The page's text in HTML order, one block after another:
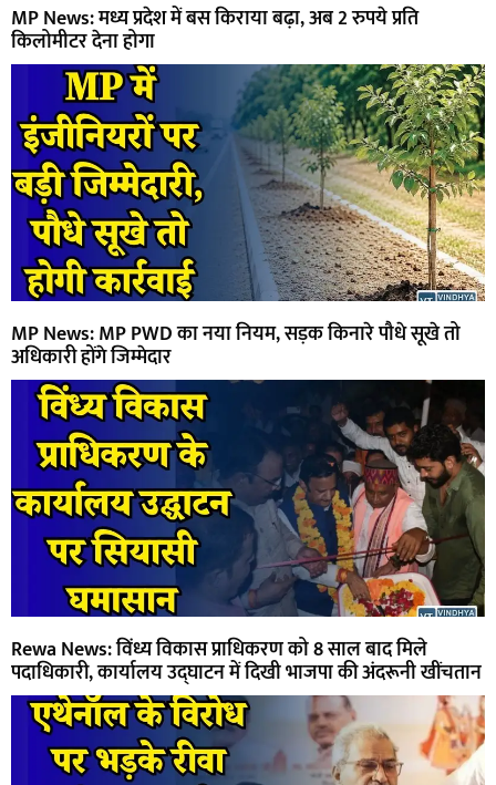
MP News: मध्य प्रदेश में बस किराया बढ़ा, अब 2 रुपये प्रति
किलोमीटर देना होगा
MP News: MP PWD का नया नियम, सड़क किनारे पौधे सूखे तो
अधिकारी होंगे जिम्मेदार
Rewa News: विंध्य विकास प्राधिकरण को 8 साल बाद मिले
पदाधिकारी, कार्यालय उद्घाटन में दिखी भाजपा की अंदरूनी खींचतान